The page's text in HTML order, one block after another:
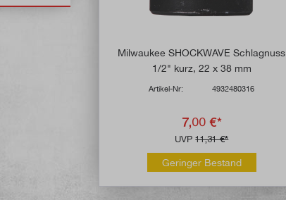
Milwaukee SHOCKWAVE Schlagnuss
1/2" kurz, 22 x 38 mm
Artikel-Nr: 4932480316
7,00 €*
UVP11,31 €*
Geringer Bestand